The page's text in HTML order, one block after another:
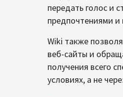
передать голос и
предпочтениями
Wiki также
веб-сайты и
получения всего
условиях, а не